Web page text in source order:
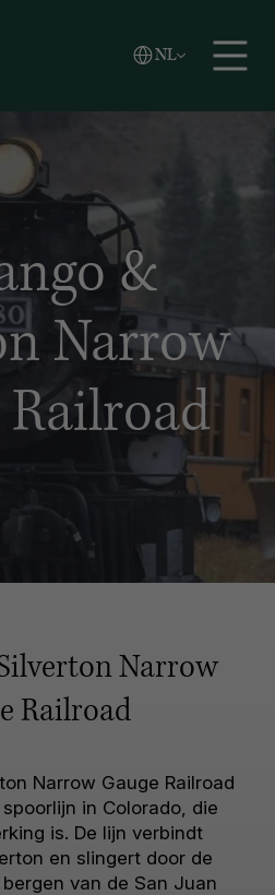
Zoeken
NL
Vlaams
English
&
Narrow
Railroad
Narrow
Railroad
Narrow Gauge Railroad
in Colorado, die
is. De lijn verbindt
en slingert door de
van de San Juan